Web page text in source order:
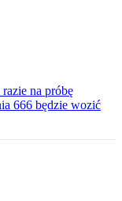
na próbę
666 będzie wozić